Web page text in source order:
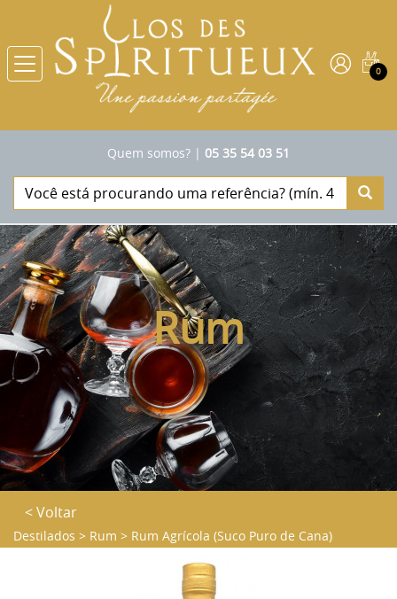
0
Quem somos? | 05 35 54 03 51
Rum
< Voltar
Destilados > Rum > Rum Agrícola (Suco Puro de Cana)